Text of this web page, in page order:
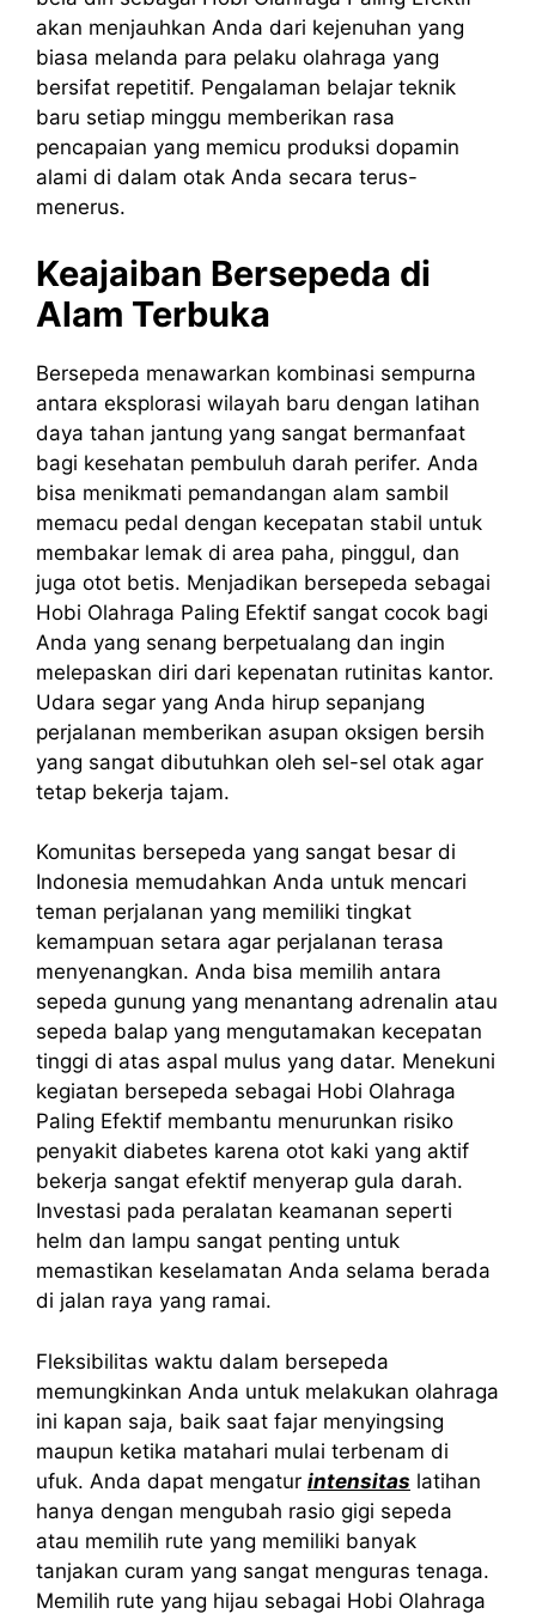
akan menjauhkan Anda dari kejenuhan yang
biasa melanda para pelaku olahraga yang
bersifat repetitif. Pengalaman belajar teknik
baru setiap minggu memberikan rasa
pencapaian yang memicu produksi dopamin
alami di dalam otak Anda secara terus-
menerus.
Keajaiban Bersepeda di
Alam Terbuka
Bersepeda menawarkan kombinasi sempurna
antara eksplorasi wilayah baru dengan latihan
daya tahan jantung yang sangat bermanfaat
bagi kesehatan pembuluh darah perifer. Anda
bisa menikmati pemandangan alam sambil
memacu pedal dengan kecepatan stabil untuk
membakar lemak di area paha, pinggul, dan
juga otot betis. Menjadikan bersepeda sebagai
Hobi Olahraga Paling Efektif sangat cocok bagi
Anda yang senang berpetualang dan ingin
melepaskan diri dari kepenatan rutinitas kantor.
Udara segar yang Anda hirup sepanjang
perjalanan memberikan asupan oksigen bersih
yang sangat dibutuhkan oleh sel-sel otak agar
tetap bekerja tajam.
Komunitas bersepeda yang sangat besar di
Indonesia memudahkan Anda untuk mencari
teman perjalanan yang memiliki tingkat
kemampuan setara agar perjalanan terasa
menyenangkan. Anda bisa memilih antara
sepeda gunung yang menantang adrenalin atau
sepeda balap yang mengutamakan kecepatan
tinggi di atas aspal mulus yang datar. Menekuni
kegiatan bersepeda sebagai Hobi Olahraga
Paling Efektif membantu menurunkan risiko
penyakit diabetes karena otot kaki yang aktif
bekerja sangat efektif menyerap gula darah.
Investasi pada peralatan keamanan seperti
helm dan lampu sangat penting untuk
memastikan keselamatan Anda selama berada
di jalan raya yang ramai.
Fleksibilitas waktu dalam bersepeda
memungkinkan Anda untuk melakukan olahraga
ini kapan saja, baik saat fajar menyingsing
maupun ketika matahari mulai terbenam di
ufuk. Anda dapat mengatur intensitas latihan
hanya dengan mengubah rasio gigi sepeda
atau memilih rute yang memiliki banyak
tanjakan curam yang sangat menguras tenaga.
Memilih rute yang hijau sebagai Hobi Olahraga